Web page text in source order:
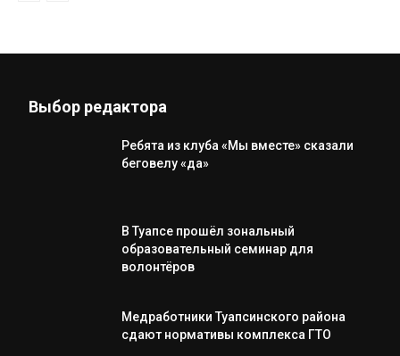
Выбор редактора
Ребята из клуба «Мы вместе» сказали
беговелу «да»
В Туапсе прошёл зональный
образовательный семинар для
волонтёров
Медработники Туапсинского района
сдают нормативы комплекса ГТО